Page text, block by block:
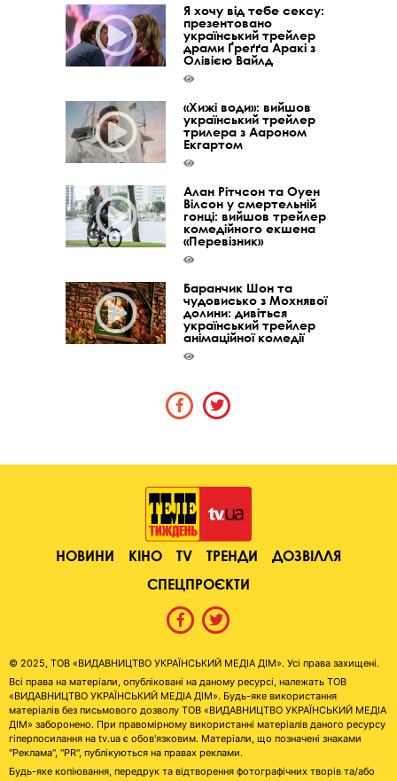
Я хочу від тебе сексу:
презентовано
український трейлер
драми Ґреґґа Аракі з
Олівією Вайлд
«Хижі води»: вийшов
український трейлер
трилера з Аароном
Екгартом
Алан Рітчсон та Оуен
Вілсон у смертельній
гонці: вийшов трейлер
комедійного екшена
«Перевізник»
Баранчик Шон та
чудовисько з Мохнявої
долини: дивіться
український трейлер
анімаційної комедії
НОВИНИ КІНО TV ТРЕНДИ
ДОЗВІЛЛЯ
СПЕЦПРОЄКТИ
© 2025, ТОВ «ВИДАВНИЦТВО УКРАЇНСЬКИЙ МЕДІА ДІМ». Усі права захищені.
Всі права на матеріали, опубліковані на даному ресурсі, належать ТОВ
«ВИДАВНИЦТВО УКРАЇНСЬКИЙ МЕДІА ДІМ». Будь-яке використання
матеріалів без письмового дозволу ТОВ «ВИДАВНИЦТВО УКРАЇНСЬКИЙ МЕДІА
ДІМ» заборонено. При правомірному використанні матеріалів даного ресурсу
гіперпосилання на tv.ua є обов'язковим. Матеріали, що позначені знаками
"Реклама", "PR", публікуються на правах реклами.
Будь-яке копіювання, передрук та відтворення фотографічних творів та/або